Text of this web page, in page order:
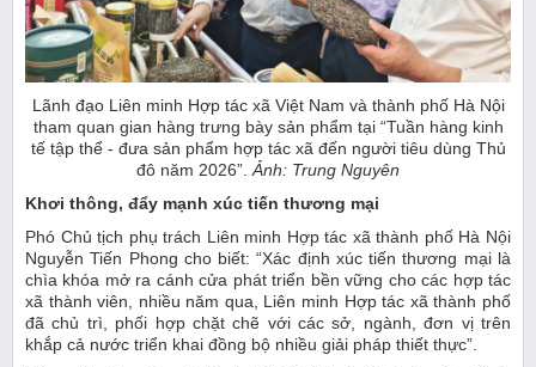
Lãnh đạo Liên minh Hợp tác xã Việt Nam và thành phố Hà Nội
tham quan gian hàng trưng bày sản phẩm tại “Tuần hàng kinh
tế tập thể - đưa sản phẩm hợp tác xã đến người tiêu dùng Thủ
đô năm 2026”. Ảnh: Trung Nguyên
Khơi thông, đẩy mạnh xúc tiến thương mại
Phó Chủ tịch phụ trách Liên minh Hợp tác xã thành phố Hà Nội
Nguyễn Tiến Phong cho biết: “Xác định xúc tiến thương mại là
chìa khóa mở ra cánh cửa phát triển bền vững cho các hợp tác
xã thành viên, nhiều năm qua, Liên minh Hợp tác xã thành phố
đã chủ trì, phối hợp chặt chẽ với các sở, ngành, đơn vị trên
khắp cả nước triển khai đồng bộ nhiều giải pháp thiết thực”.